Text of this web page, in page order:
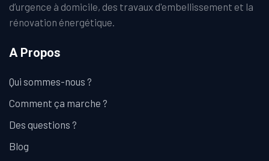
d’urgence à domicile, des travaux d'embellissement et la
rénovation énergétique.
A Propos
Qui sommes-nous ?
Comment ça marche ?
Des questions ?
Blog